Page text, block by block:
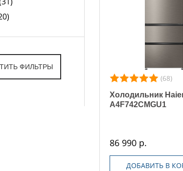
(68)
Холодильник
A4F742CMGU1
86 990 р.
ДОБАВИТЬ В